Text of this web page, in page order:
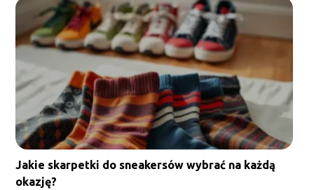
Jakie skarpetki do sneakersów wybrać na każdą
okazję?